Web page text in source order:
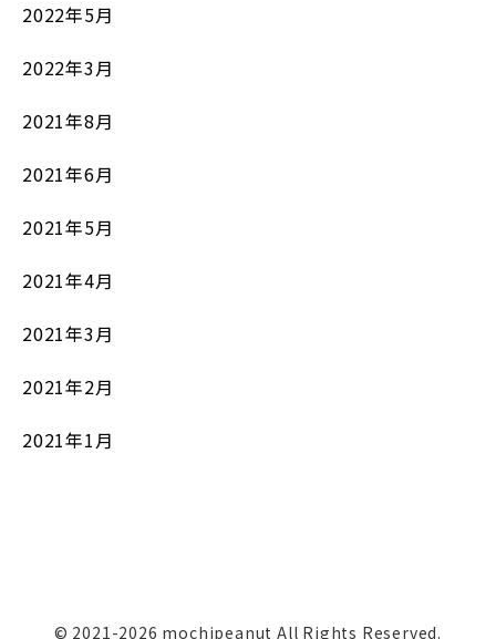
2022年5月
2022年3月
2021年8月
2021年6月
2021年5月
2021年4月
2021年3月
2021年2月
2021年1月
© 2021-2026 mochipeanut All Rights Reserved.